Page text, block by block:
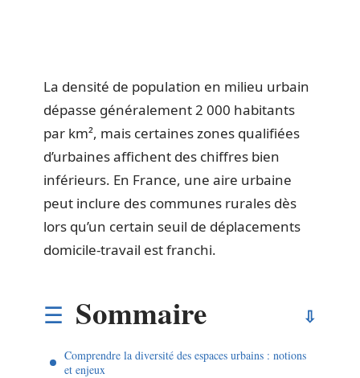
La densité de population en milieu urbain
dépasse généralement 2 000 habitants
par km², mais certaines zones qualifiées
d’urbaines affichent des chiffres bien
inférieurs. En France, une aire urbaine
peut inclure des communes rurales dès
lors qu’un certain seuil de déplacements
domicile-travail est franchi.
Sommaire
Comprendre la diversité des espaces urbains : notions
et enjeux